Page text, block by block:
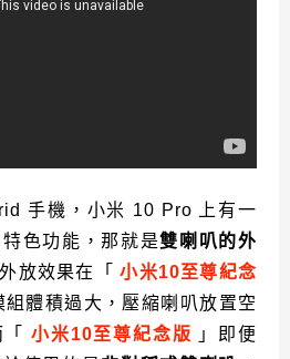
手機，小米 10 Pro 上有一
色功能，那就是雙喇叭的外
放效果在「小米10至尊紀念
組體積過大，壓縮喇叭放置空
小米10至尊紀念版
」即便